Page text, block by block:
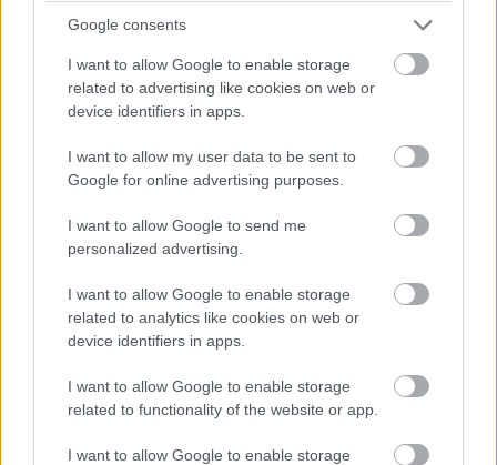
Google consents
I want to allow Google to enable storage
related to advertising like cookies on web or
device identifiers in apps.
I want to allow my user data to be sent to
Google for online advertising purposes.
I want to allow Google to send me
personalized advertising.
I want to allow Google to enable storage
related to analytics like cookies on web or
device identifiers in apps.
I want to allow Google to enable storage
related to functionality of the website or app.
I want to allow Google to enable storage
Hordozható, mégsem szakadsz bele: a
1,9 kg, pedig odabent Core i7-10875H és egy RTX 2070
Super dolgozik. Nem hiányzik a Sabre DAC és a RAID 0-
ba kapcsolt NVMe SSD duó sem. Ez a gép mobil
használatra ideális, ráadásul kérhető 4K-s kijelzővel, a
fedlapja pedig speciális, úgynevezett chroma reflective
bevonatot kapott, hogy igazán egyedi látványt
nyújthasson.